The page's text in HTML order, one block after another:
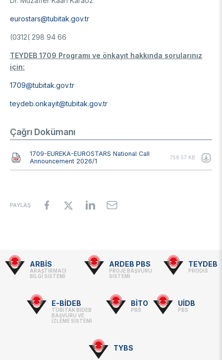
eurostars@tubitak.gov.tr
(0312( 298 94 66
TEYDEB 1709 Programı ve önkayıt hakkında sorularınız
için:
1709@tubitak.gov.tr
teydeb.onkayit@tubitak.gov.tr
Çağrı Dokümanı
1709-EUREKA-EUROSTARS National Call
Announcement 2026/1
758.57 KB
PAYLAŞ
Footer
Linkler
ARBİS
ARAŞTIRMACI
BİLGİ SİSTEMİ
ARDEB PBS
PROJE BAŞVURU
SİSTEMİ
TEYDEB
PRODİS
E-BİDEB
TÜBİTAK BİDEB
BAŞVURU VE
İZLEME SİSTEMİ
BİTO
PBS
UİDB
PBS
TYBS